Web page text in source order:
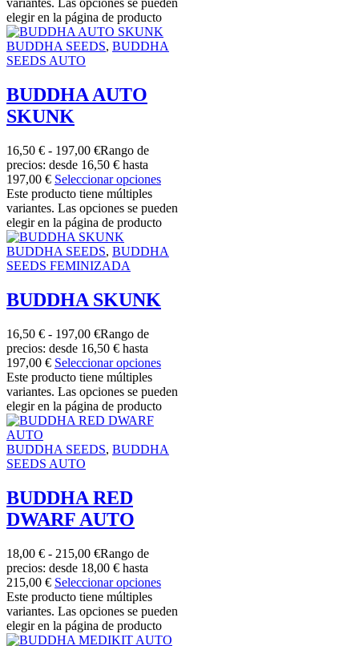
variantes. Las opciones se pueden
elegir en la página de producto
BUDDHA SEEDS, BUDDHA
SEEDS AUTO
BUDDHA AUTO
SKUNK
16,50 € - 197,00 €Rango de
precios: desde 16,50 € hasta
197,00 € Seleccionar opciones
Este producto tiene múltiples
variantes. Las opciones se pueden
elegir en la página de producto
BUDDHA SEEDS, BUDDHA
SEEDS FEMINIZADA
BUDDHA SKUNK
16,50 € - 197,00 €Rango de
precios: desde 16,50 € hasta
197,00 € Seleccionar opciones
Este producto tiene múltiples
variantes. Las opciones se pueden
elegir en la página de producto
BUDDHA SEEDS, BUDDHA
SEEDS AUTO
BUDDHA RED
DWARF AUTO
18,00 € - 215,00 €Rango de
precios: desde 18,00 € hasta
215,00 € Seleccionar opciones
Este producto tiene múltiples
variantes. Las opciones se pueden
elegir en la página de producto